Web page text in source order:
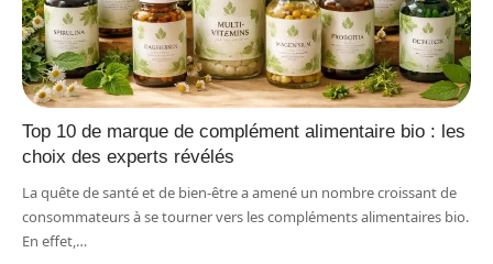
Top 10 de marque de complément alimentaire bio : les
choix des experts révélés
La quête de santé et de bien-être a amené un nombre croissant de
consommateurs à se tourner vers les compléments alimentaires bio.
En effet,…